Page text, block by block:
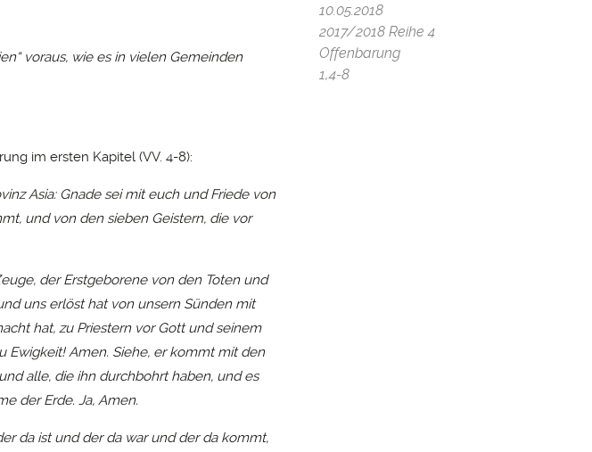
voraus, wie es in vielen Gemeinden
im ersten Kapitel (VV. 4-8):
Asia: Gnade sei mit euch und Friede von
und von den sieben Geistern, die vor
der Erstgeborene von den Toten und
uns erlöst hat von unsern Sünden mit
hat, zu Priestern vor Gott und seinem
Ewigkeit! Amen. Siehe, er kommt mit den
alle, die ihn durchbohrt haben, und es
der Erde. Ja, Amen.
da ist und der da war und der da kommt,
10.05.2018
2017/2018 Reihe 4
Offenbarung
1,4-8